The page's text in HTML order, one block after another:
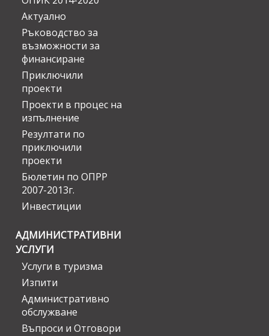
Актуално
Ръководство за
възможности за
финансиране
Приключили
проекти
Проекти в процес на
изпълнение
Резултати по
приключили
проекти
Бюлетин по ОПРР
2007-2013г.
Инвестиции
АДМИНИСТРАТИВНИ
УСЛУГИ
Услуги в туризма
Изпити
Административно
обслужване
Въпроси и Отговори